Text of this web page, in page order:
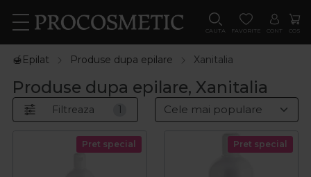
CAUTA FAVORITE CONT COS
🍯Epilat Produse dupa epilare Xanitalia
Produse dupa epilare, Xanitalia
Filtreaza 1
Pret special Pret special